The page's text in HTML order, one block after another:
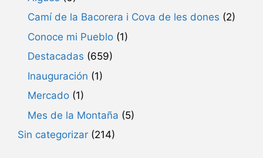
Camí de la Bacorera i Cova de les dones (2)
Conoce mi Pueblo (1)
Destacadas (659)
Inauguración (1)
Mercado (1)
Mes de la Montaña (5)
Sin categorizar (214)